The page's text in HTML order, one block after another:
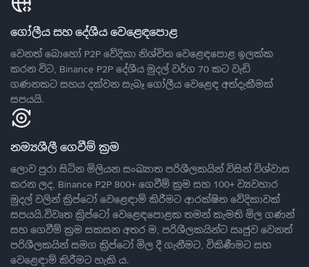
ගෝලීය සහ දේශීය වෙළෙඳපොළ
වෙනත් බොහෝ P2P වේදිකා නිශ්චිත වෙළෙඳපොළ ඉලක්ක
කරන විට, Binance P2P දේශීය මුදල් වර්ග 70 කට වැඩි
ගණනකට සහය දක්වන සැබෑ ගෝලීය වෙළෙඳ අත්දැකීමක්
සපයයි.
නම්‍යශීලී ගෙවීම් ක්‍රම
ලොව පුරා සිටින මිලියන සංඛ්‍යාත පරිශීලකයින් විසින් විශ්වාස
කරන ලද, Binance P2P 800+ ගෙවීම් ක්‍රම සහ 100+ ව්‍යවහාර
මුදල් වලින් ක්‍රිප්ටෝ වෙළෙඳාම් කිරීමට ආරක්ෂිත වේදිකාවක්
සපයයි.විවෘත ක්‍රිප්ටෝ වෙළෙඳපොළක තමන් කැමති මිල ගණන්
සහ ගෙවීම් ක්‍රම සකසන අතර ම, පරිශීලකයින්ට ඍජුව වෙනත්
පරිශීලකයින් සමග ක්‍රිප්ටෝ මිල දී ගැනීමට, විකිණීමට සහ
වෙළෙඳාම් කිරීමට හැකි ය.